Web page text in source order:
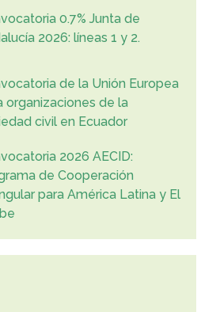
0.7% Junta de
2026: líneas 1 y 2.
de la Unión Europea
organizaciones de la
civil en Ecuador
2026 AECID:
de Cooperación
para América Latina y El